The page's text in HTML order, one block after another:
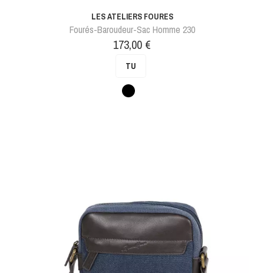
LES ATELIERS FOURES
Fourés-Baroudeur-Sac Homme 230
Prix
173,00 €
TU
Noir